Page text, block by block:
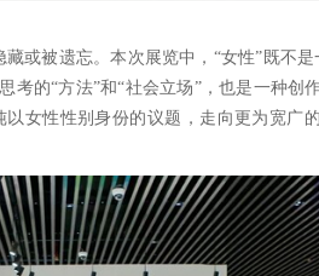
或被遗忘。本次展览中，“女性”既不是
考的“方法”和“社会立场”，也是一种创
以女性性别身份的议题，走向更为宽广